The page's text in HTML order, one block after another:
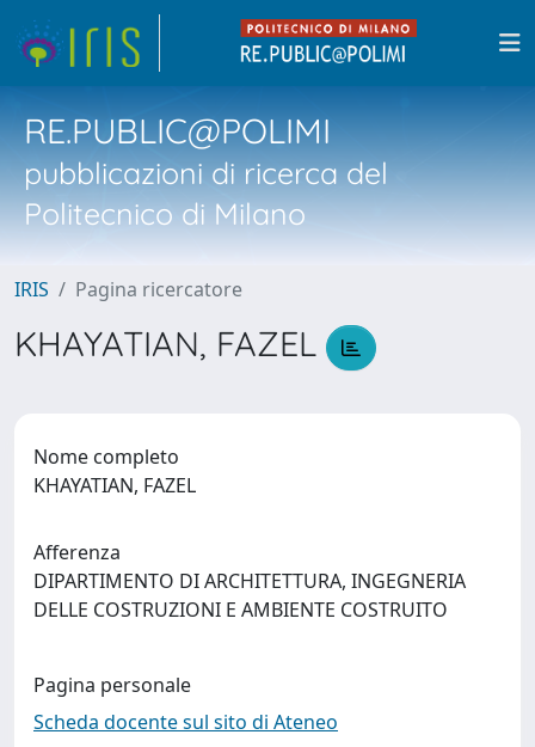
RE.PUBLIC@POLIMI
pubblicazioni di ricerca del
Politecnico di Milano
IRIS Pagina ricercatore
KHAYATIAN, FAZEL
Nome completo
KHAYATIAN, FAZEL
Afferenza
DIPARTIMENTO DI ARCHITETTURA, INGEGNERIA
DELLE COSTRUZIONI E AMBIENTE COSTRUITO
Pagina personale
Scheda docente sul sito di Ateneo